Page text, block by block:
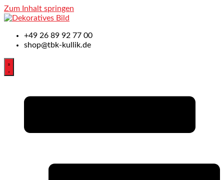
Zum Inhalt springen
+49 26 89 92 77 00
shop@tbk-kullik.de